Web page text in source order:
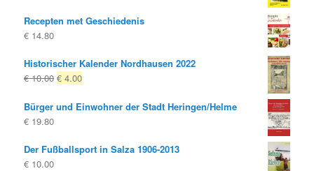
Recepten met Geschiedenis
€ 14.80
Historischer Kalender Nordhausen 2022
€10.00 Oorspronkelijke
was:
€ 4.00Huidige
is:
Bürger und Einwohner der Stadt Heringen/Helme
€ 19.80
Der Fußballsport in Salza 1906-2013
€ 10.00